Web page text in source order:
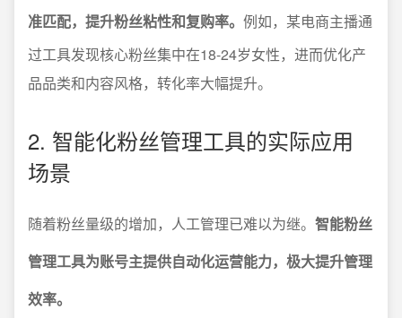
准匹配，提升粉丝粘性和复购率。 例如，某电商主播通
过工具发现核心粉丝集中在18-24岁女性，进而优化产
品品类和内容风格，转化率大幅提升。
2. 智能化粉丝管理工具的实际应用
场景
随着粉丝量级的增加，人工管理已难以为继。 智能粉丝
管理工具为账号主提供自动化运营能力，极大提升管理
效率。